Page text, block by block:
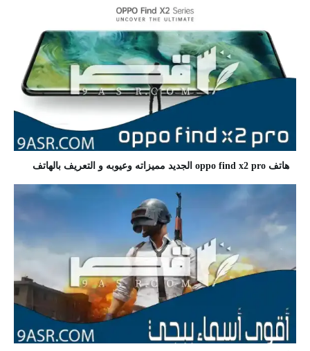
هاتف oppo find x2 pro الجديد مميزاته وعيوبه و التعريف بالهاتف